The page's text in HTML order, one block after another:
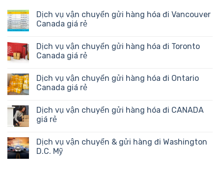
Dịch vụ vận chuyển gửi hàng hóa đi Vancouver
Canada giá rẻ
Dịch vụ vận chuyển gửi hàng hóa đi Toronto
Canada giá rẻ
Dịch vụ vận chuyển gửi hàng hóa đi Ontario
Canada giá rẻ
Dịch vụ vận chuyển gửi hàng hóa đi CANADA
giá rẻ
Dịch vụ vận chuyển & gửi hàng đi Washington
D.C. Mỹ